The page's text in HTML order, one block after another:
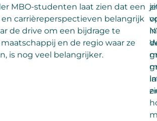
MBO-studenten laat zien dat een
carrièreperspectieven belangrijk
de drive om een bijdrage te
en de regio waar ze
is nog veel belangrijker.
je
in